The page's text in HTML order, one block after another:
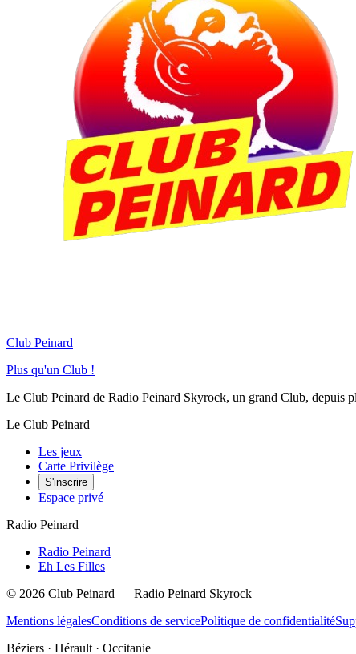
Club Peinard
Plus qu'un Club !
Le Club Peinard de Radio Peinard Skyrock, un grand Club, depuis
Le Club Peinard
Les jeux
Carte Privilège
S'inscrire
Espace privé
Radio Peinard
Radio Peinard
Eh Les Filles
© 2026 Club Peinard — Radio Peinard Skyrock
Mentions légalesConditions de servicePolitique de confidentialité
Béziers · Hérault · Occitanie